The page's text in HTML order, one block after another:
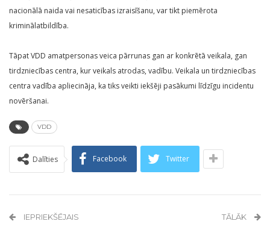
nacionālā naida vai nesaticības izraisīšanu, var tikt piemērota
kriminālatbildība.
Tāpat VDD amatpersonas veica pārrunas gan ar konkrētā veikala, gan
tirdzniecības centra, kur veikals atrodas, vadību. Veikala un tirdzniecības
centra vadība apliecināja, ka tiks veikti iekšēji pasākumi līdzīgu incidentu
novēršanai.
VDD
Dalīties Facebook Twitter
IEPRIEKŠĒJAIS TĀLĀK